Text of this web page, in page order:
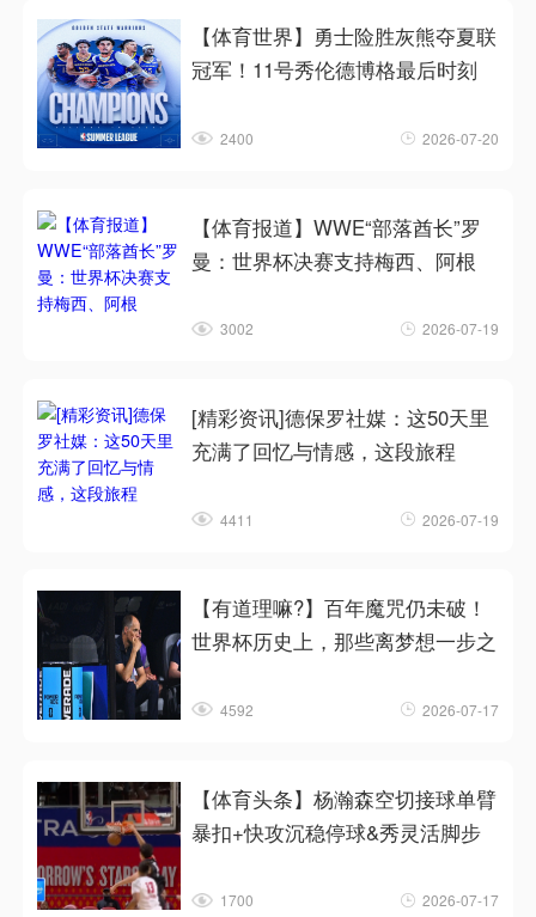
【体育世界】勇士险胜灰熊夺夏联
冠军！11号秀伦德博格最后时刻
2400 2026-07-20
【体育报道】WWE“部落酋长”罗
曼：世界杯决赛支持梅西、阿根
3002 2026-07-19
[精彩资讯]德保罗社媒：这50天里
充满了回忆与情感，这段旅程
4411 2026-07-19
【有道理嘛?】百年魔咒仍未破！
世界杯历史上，那些离梦想一步之
4592 2026-07-17
【体育头条】杨瀚森空切接球单臂
暴扣+快攻沉稳停球&秀灵活脚步
1700 2026-07-17